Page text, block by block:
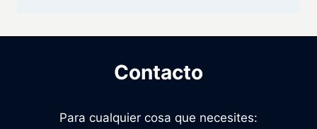
Contacto
Para cualquier cosa que necesites: